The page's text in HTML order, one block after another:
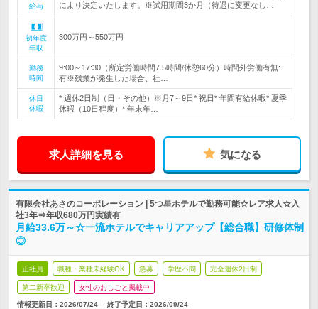
給与
により決定いたします。※試用期間3か月（待遇に変更なし…
初年度
年収
300万円～550万円
勤務
時間
9:00～17:30（所定労働時間7.5時間/休憩60分）時間外労働有無:
有※残業が発生した場合、社…
休日
休暇
* 週休2日制（日・その他）※月7～9日* 祝日* 年間有給休暇* 夏季
休暇（10日程度）* 年末年…
求人詳細を見る 気になる
有限会社あさのコーポレーション | 5つ星ホテルで勤務可能☆レア求人☆入
社3年⇒年収680万円実績有
月給33.6万～☆一流ホテルでキャリアアップ【総合職】研修体制
◎
正社員 職種・業種未経験OK 急募 学歴不問 完全週休2日制
第二新卒歓迎 女性のおしごと掲載中
情報更新日：2026/07/24 終了予定日： 2026/09/24